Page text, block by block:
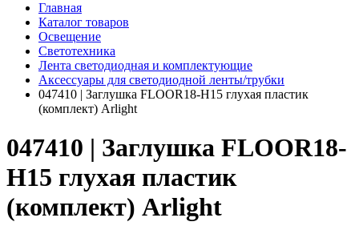
Главная
Каталог товаров
Освещение
Светотехника
Лента светодиодная и комплектующие
Аксессуары для светодиодной ленты/трубки
047410 | Заглушка FLOOR18-H15 глухая пластик
(комплект) Arlight
047410 | Заглушка FLOOR18-
H15 глухая пластик
(комплект) Arlight